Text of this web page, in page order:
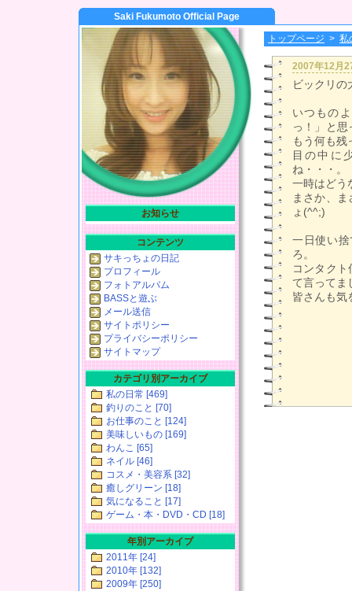
Saki Fukumoto Official Page
トップページ > 私
2007年12月
ビックリの
いつもの
っ！」と
もう何も残
目の中に
ね・・・。
一時はどう
まさか、
ょ(^^;)
一日使い
ろ。
コンタク
て言ってま
皆さんも気
お知らせ
コンテンツ
サキっちょの日記
プロフィール
フォトアルバム
BASSと遊ぶ
メール送信
サイトポリシー
プライバシーポリシー
サイトマップ
カテゴリ別アーカイブ
私の日常 [469]
釣りのこと [70]
お仕事のこと [124]
美味しいもの [169]
わんこ [65]
ネイル [46]
コスメ・美容系 [32]
癒しグリーン [18]
気になること [17]
ゲーム・本・DVD・CD [18]
年別アーカイブ
2011年 [24]
2010年 [132]
2009年 [250]